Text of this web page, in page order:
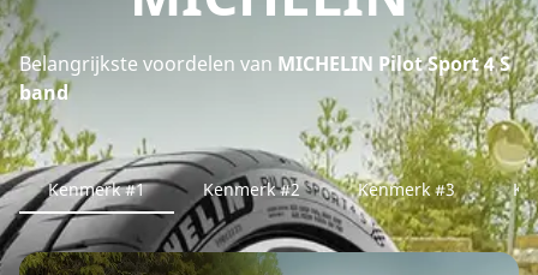
Belangrijkste voordelen van MICHELIN Pilot Sport 4 S
band
Kenmerk #1 Kenmerk #2 Kenmerk #3